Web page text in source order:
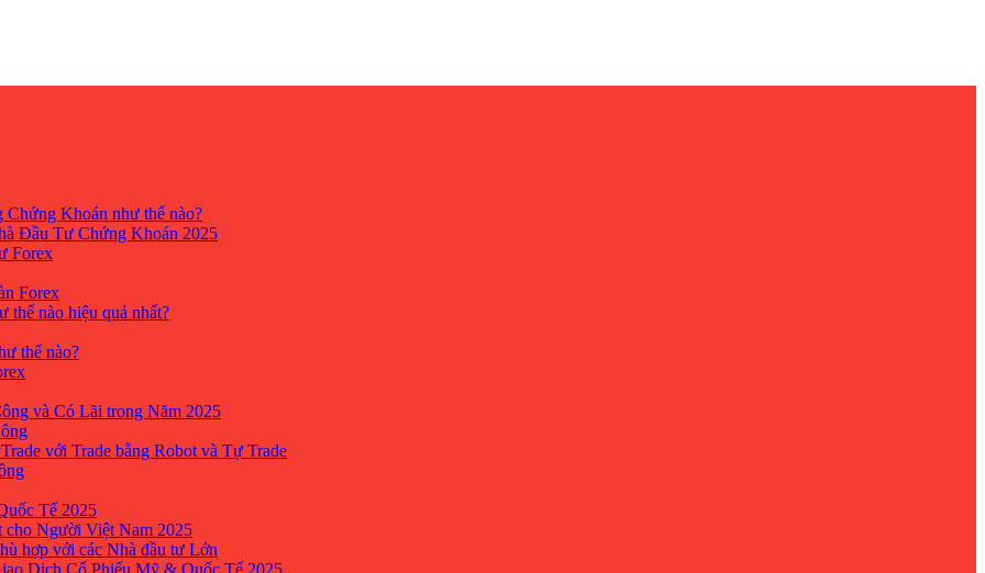
Khoán như thế nào?
Đầu Tư Chứng Khoán 2025
Forex
Forex
thế nào hiệu quả nhất?
thế nào?
và Có Lãi trong Năm 2025
với Trade bằng Robot và Tự Trade
Tế 2025
cho Người Việt Nam 2025
hợp với các Nhà đầu tư Lớn
Dịch Cổ Phiếu Mỹ & Quốc Tế 2025